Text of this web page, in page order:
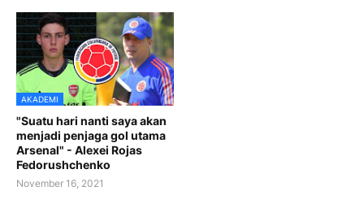
AKADEMI
"Suatu hari nanti saya akan
menjadi penjaga gol utama
Arsenal" - Alexei Rojas
Fedorushchenko
November 16, 2021